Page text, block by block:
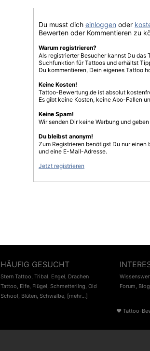
Du musst dich einloggen oder
Bewerten oder Kommentieren zu
Warum registrieren?
Als registrierter Besucher kannst Du
Suchfunktion für Tattoos und erhältst
Du kommentieren, Dein eigenes Tattoo
Keine Kosten!
Tattoo-Bewertung.de ist absolut
Es gibt keine Kosten, keine Abo-Fallen
Keine Spam!
Wir senden Dir keine Werbung und
Du bleibst anonym!
Zum Registrieren benötigst Du nur einen
und eine E-Mail-Adresse.
Jetzt registrieren
HÄUFIG GESUCHT
Stern Tattoo, Tribal, Engel, Drachen
Tattoo, Elfe, Flügel, Schmetterling, Old
School, Blüten, Schwalbe, [mehr...]
Forum, Blog
♥ Tattoo-